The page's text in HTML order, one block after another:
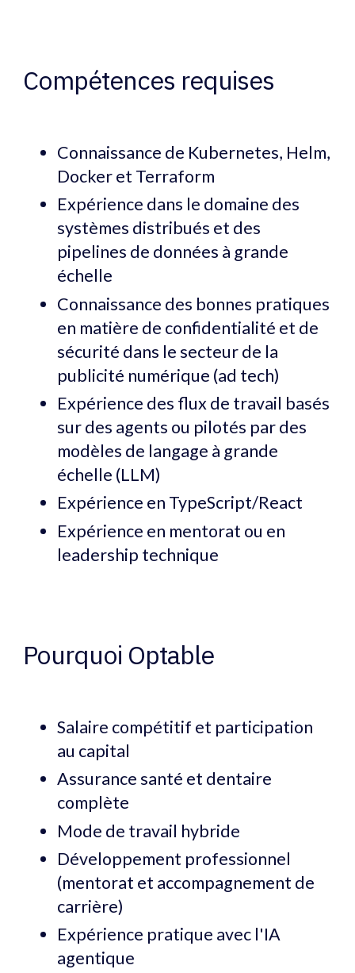
Compétences requises
Connaissance de Kubernetes, Helm,
Docker et Terraform
Expérience dans le domaine des
systèmes distribués et des
pipelines de données à grande
échelle
Connaissance des bonnes pratiques
en matière de confidentialité et de
sécurité dans le secteur de la
publicité numérique (ad tech)
Expérience des flux de travail basés
sur des agents ou pilotés par des
modèles de langage à grande
échelle (LLM)
Expérience en TypeScript/React
Expérience en mentorat ou en
leadership technique
Pourquoi Optable
Salaire compétitif et participation
au capital
Assurance santé et dentaire
complète
Mode de travail hybride
Développement professionnel
(mentorat et accompagnement de
carrière)
Expérience pratique avec l'IA
agentique